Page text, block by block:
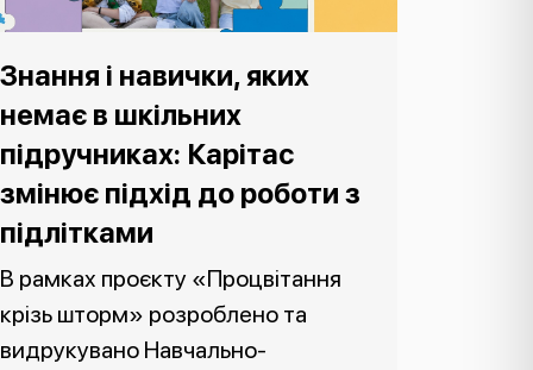
Знання і навички, яких
немає в шкільних
підручниках: Карітас
змінює підхід до роботи з
підлітками
В рамках проєкту «Процвітання
крізь шторм» розроблено та
видрукувано Навчально-